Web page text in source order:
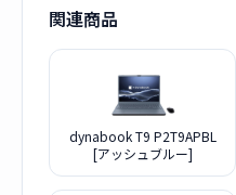
関連商品
dynabook T9 P2T9APBL
[アッシュブルー]